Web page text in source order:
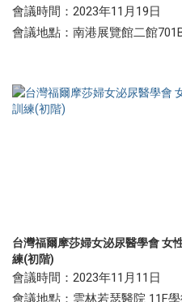
會議時間：2023年11月19日
會議地點：南港展覽館二館
台灣福爾摩莎婦女泌尿醫學會 女
練(初階)
會議時間：2023年11月11日
會議地點：雲林若瑟醫院 11F